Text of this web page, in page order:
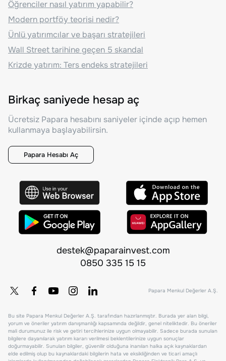
Öğrenciler nasıl yatırım yapabilir?
Modern portföy teorisi nedir?
Ünlü yatırımcılar ve başarı stratejileri
Wall Street tarihine geçen 5 skandal
Krizde yatırım: Ters endeks stratejileri
Birkaç saniyede hesap aç
Ücretsiz Papara hesabını saniyeler içinde açıp hemen
kullanmaya başlayabilirsin.
Papara Hesabı Aç
destek@paparainvest.com
0850 335 15 15
Papara Menkul Değerler A.Ş.
Bu site Papara Menkul Değerler A.Ş. tarafından hazırlanmıştır. Burada yer alan bilgi,
yorum ve öneriler yatırım danışmanlığı kapsamında değildir, genel niteliktedir. Bu öneriler
mali durumunuz ile risk ve getiri tercihlerinize uygun olmayabilir. Sadece burada sunulan
bilgilere dayanılarak yatırım kararı verilmesi beklentilerinize uygun sonuçlar
doğurmayabilir. Sunulan bilgiler, güvenilir olduğuna inanılan halka açık kaynaklardan
elde edilmiş olup bu kaynaklardaki bilgilerin hata ve eksikliğinden ve ticari amaçlı